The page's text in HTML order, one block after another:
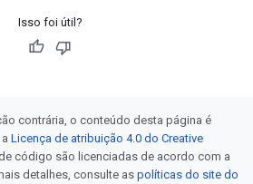
Isso foi útil?
contrária, o conteúdo desta página é
Licença de atribuição 4.0 do Creative
de código são licenciadas de acordo com a
detalhes, consulte as políticas do site do